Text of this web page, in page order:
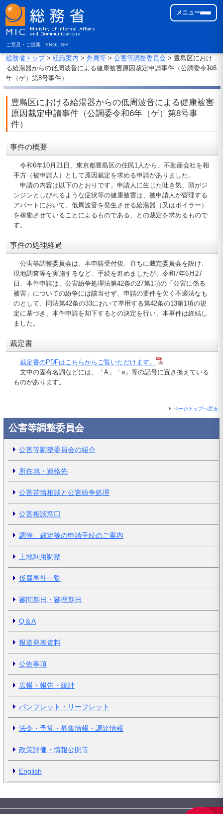
ご意見・ご提案 ENGLISH
メニュー
総務省トップ> 組織案内 > 外局等> 公害等調整委員会 > 豊島区におけ
る給湯器からの低周波音による健康被害原因裁定申請事件（公調委令和6
年（ゲ）第8号事件）
豊島区における給湯器からの低周波音による健康被害
原因裁定申請事件（公調委令和6年（ゲ）第8号事
件）
事件の概要
令和6年10月21日、東京都豊島区の住民1人から、不動産会社を相
手方（被申請人）として原因裁定を求める申請がありました。
申請の内容は以下のとおりです。申請人に生じた吐き気、頭がジ
ンジンとしびれるような症状等の健康被害は、被申請人が管理する
アパートにおいて、低周波音を発生させる給湯器（又はボイラー）
を稼働させていることによるものである、との裁定を求めるもので
す。
事件の処理経過
公害等調整委員会は、本申請受付後、直ちに裁定委員会を設け、
現地調査等を実施するなど、手続を進めましたが、令和7年6月27
日、本件申請は、公害紛争処理法第42条の27第1項の「公害に係る
被害」についての紛争には該当せず、申請の要件を欠く不適法なも
のとして、同法第42条の33において準用する第42条の13第1項の規
定に基づき、本件申請を却下するとの決定を行い、本事件は終結し
ました。
裁定書
裁定書のPDFはこちらからご覧いただけます。
文中の固有名詞などには、「A」「a」等の記号に置き換えている
ものがあります。
ページトップへ戻る
公害等調整委員会
公害等調整委員会の紹介
所在地・連絡先
公害苦情相談と公害紛争処理
公害相談窓口
調停、裁定等の申請手続のご案内
土地利用調整
係属事件一覧
審問期日・審理期日
Q＆A
報道発表資料
公告事項
広報・報告・統計
パンフレット・リーフレット
法令・予算・募集情報・調達情報
政策評価・情報公開等
English